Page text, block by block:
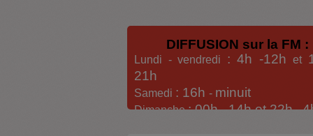
DIFFUSION sur la FM :
Lundi - vendredi : 4h -12h et
21h
Samedi : 16h - minuit
Dimanche: 00h -14h et 22h-4